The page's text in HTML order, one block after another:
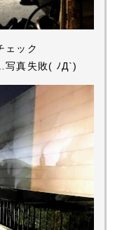
ェック
写真失敗( ﾉД`)